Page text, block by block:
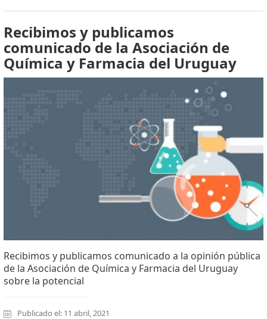
Recibimos y publicamos
comunicado de la Asociación de
Química y Farmacia del Uruguay
Recibimos y publicamos comunicado a la opinión pública
de la Asociación de Química y Farmacia del Uruguay
sobre la potencial
Publicado el: 11 abril, 2021